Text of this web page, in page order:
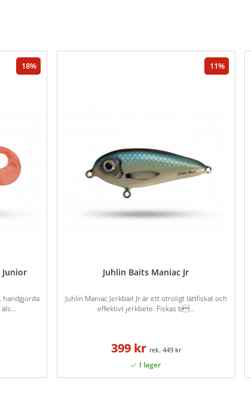
18
Junior
handgjorda
11
Juhlin Baits Maniac Jr
Juhlin Maniac Jerkbait Jr är ett otroligt lättfiskat och
effektivt jerkbete. Fiskas b...
399 kr 449 kr